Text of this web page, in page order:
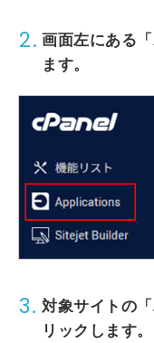
2. 画面左にある
ます。
3. 対象サイトの
リックします。